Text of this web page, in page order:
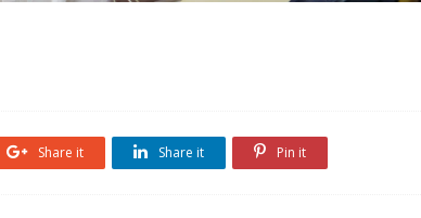
Share it Share it Pin it